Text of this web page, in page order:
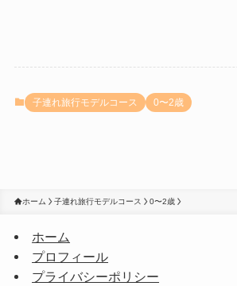
子連れ旅行モデルコース 0〜2歳
ホーム 子連れ旅行モデルコース 0〜2歳
ホーム
プロフィール
プライバシーポリシー